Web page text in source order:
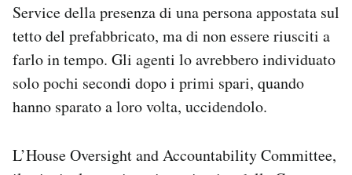
Service della presenza di una persona appostata sul
tetto del prefabbricato, ma di non essere riusciti a
farlo in tempo. Gli agenti lo avrebbero individuato
solo pochi secondi dopo i primi spari, quando
hanno sparato a loro volta, uccidendolo.
L’House Oversight and Accountability Committee,